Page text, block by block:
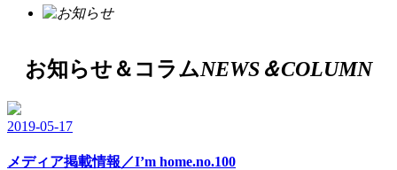
お知らせ＆コラムNEWS＆COLUMN
2019-05-17
メディア掲載情報／I’m home.no.100